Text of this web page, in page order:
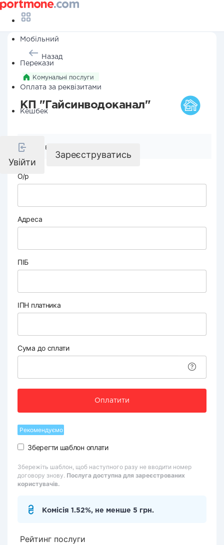
Мобільний
Перекази
Оплата за реквізитами
Кешбек
Увійти
Зареєструватись
Назад
Комунальні послуги
КП "Гайсинводоканал"
Реквізити компанії
О/р
Адреса
ПІБ
ІПН платника
Сума до сплати
Оплатити
Рекомендуємо
Зберегти шаблон оплати
Збережіть шаблон, щоб наступного разу не вводити номер
договору знову. Послуга доступна для зареєстрованих
користувачів.
Комісія 1.52%, не менше 5 грн.
Рейтинг послуги